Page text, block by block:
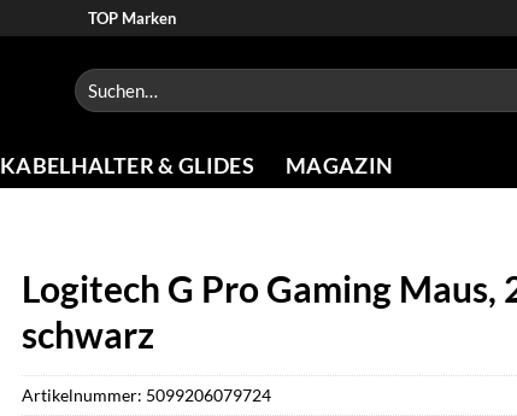
TOP Marken
Suchen
nach:
KABELHALTER & GLIDES MAGAZIN
Logitech G Pro Gaming Maus,
schwarz
Artikelnummer: 5099206079724